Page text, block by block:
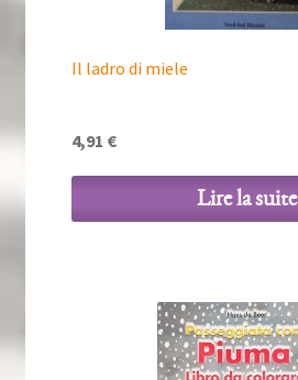
Il ladro di miele
4,91 €
Lire la suite